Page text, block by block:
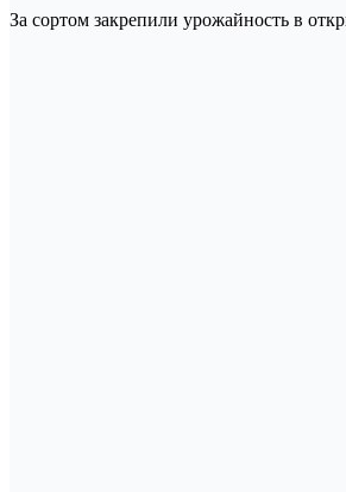
За сортом закрепили урожайность в